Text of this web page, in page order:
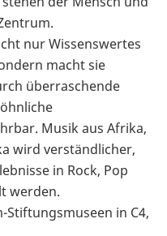
nur Wissenswertes
macht sie
überraschende
Musik aus Afrika,
wird verständlicher,
in Rock, Pop
werden.
Stiftungsmuseen in C4,